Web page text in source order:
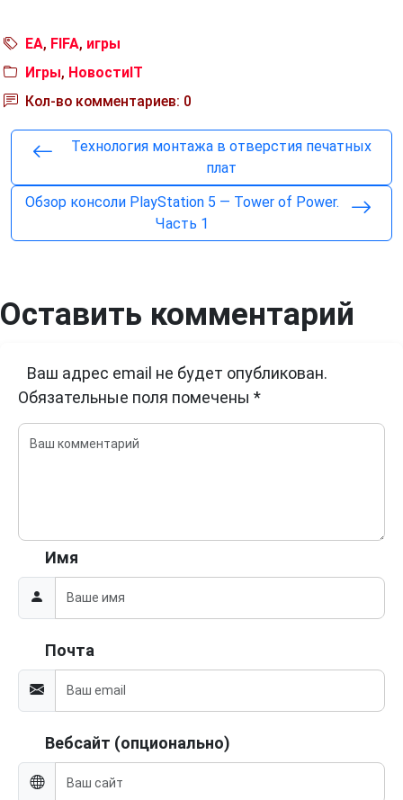
EA, FIFA, игры
Игры, НовостиIT
Кол-во комментариев: 0
Технология монтажа в отверстия печатных
плат
Обзор консоли PlayStation 5 — Tower of Power.
Часть 1
Оставить комментарий
Ваш адрес email не будет опубликован.
Обязательные поля помечены *
Имя
Почта
Вебсайт (опционально)